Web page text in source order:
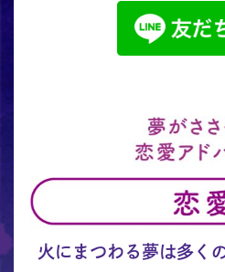
火にまつわる夢は多く